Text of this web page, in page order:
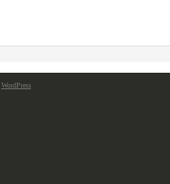
WordPress